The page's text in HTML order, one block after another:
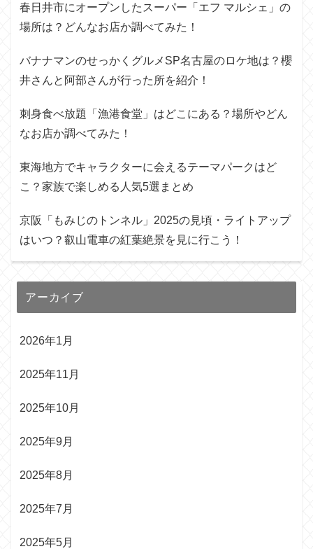
春日井市にオープンしたスーパー「エフ マルシェ」の
場所は？どんなお店か調べてみた！
バナナマンのせっかくグルメSP名古屋のロケ地は？櫻
井さんと阿部さんが行った所を紹介！
刺身食べ放題「漁港食堂」はどこにある？場所やどん
なお店か調べてみた！
東海地方でキャラクターに会えるテーマパークはど
こ？家族で楽しめる人気5選まとめ
京阪「もみじのトンネル」2025の見頃・ライトアップ
はいつ？叡山電車の紅葉絶景を見に行こう！
アーカイブ
2026年1月
2025年11月
2025年10月
2025年9月
2025年8月
2025年7月
2025年5月